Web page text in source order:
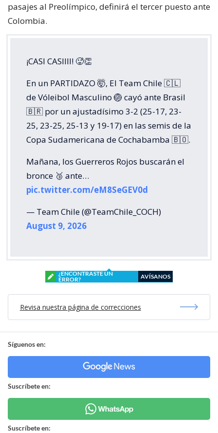
pasajes al Preolímpico, definirá el tercer puesto ante
Colombia.
¡CASI CASIIII! 🥵👏
En un PARTIDAZO 🤯, El Team Chile 🇨🇱
de Vóleibol Masculino 🏐 cayó ante Brasil
🇧🇷 por un ajustadísimo 3-2 (25-17, 23-
25, 23-25, 25-13 y 19-17) en las semis de la
Copa Sudamericana de Cochabamba 🇧🇴.
Mañana, los Guerreros Rojos buscarán el
bronce 🥉 ante…
pic.twitter.com/eM8SeGEV0d
— Team Chile (@TeamChile_COCH)
August 9, 2026
¿ENCONTRASTE UN
ERROR?
AVÍSANOS
Revisa nuestra página de correcciones
Síguenos en:
Suscríbete en:
Suscríbete en: